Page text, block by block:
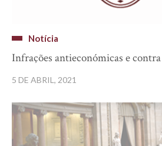
Notícia
Infrações antieconómicas e
5 DE ABRIL, 2021